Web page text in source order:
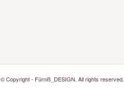
© Copyright - Fürniß_DESIGN. All rights reserved.